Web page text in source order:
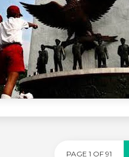
PAGE 1 OF 91